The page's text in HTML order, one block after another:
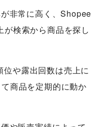
非常に高く、Shopee
検索から商品を探し
や露出回数は売上に
商品を定期的に動か